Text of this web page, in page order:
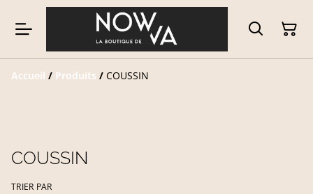
Accueil / Produits / COUSSIN
COUSSIN
TRIER PAR